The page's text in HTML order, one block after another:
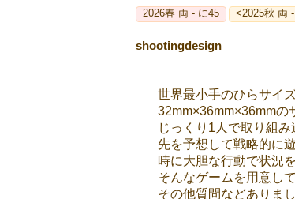
2026春 両 - に45 <2025秋 両
shootingdesign
世界最小手のひらサイ
32mm×36mm×36mmの
じっくり1人で取り組み
先を予想して戦略的に
時に大胆な行動で状況
そんなゲームを用意し
その他質問などありま